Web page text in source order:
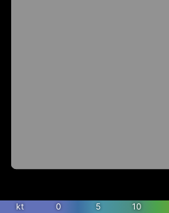
kt 0 5 10